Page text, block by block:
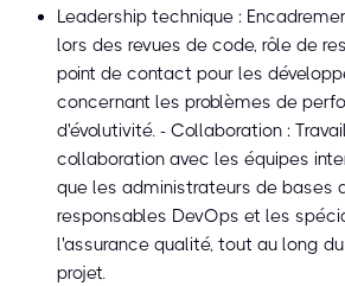
Leadership technique :
lors des revues de code, rôle de
point de contact pour les
concernant les problèmes de
d'évolutivité. - Collaboration :
collaboration avec les équipes
que les administrateurs de bases
responsables DevOps et les
l'assurance qualité, tout au long
projet.